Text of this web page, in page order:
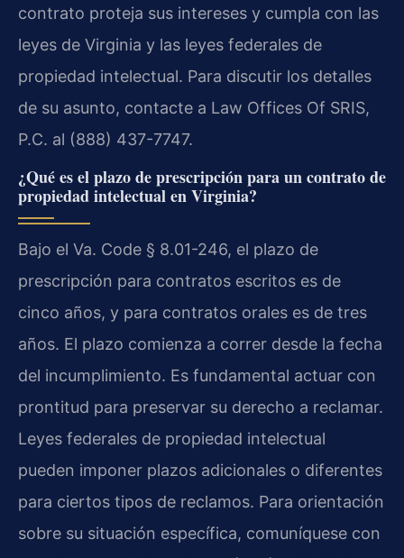
contrato proteja sus intereses y cumpla con las
leyes de Virginia y las leyes federales de
propiedad intelectual. Para discutir los detalles
de su asunto, contacte a Law Offices Of SRIS,
P.C. al (888) 437-7747.
¿Qué es el plazo de prescripción para un contrato de
propiedad intelectual en Virginia?
Bajo el Va. Code § 8.01-246, el plazo de
prescripción para contratos escritos es de
cinco años, y para contratos orales es de tres
años. El plazo comienza a correr desde la fecha
del incumplimiento. Es fundamental actuar con
prontitud para preservar su derecho a reclamar.
Leyes federales de propiedad intelectual
pueden imponer plazos adicionales o diferentes
para ciertos tipos de reclamos. Para orientación
sobre su situación específica, comuníquese con